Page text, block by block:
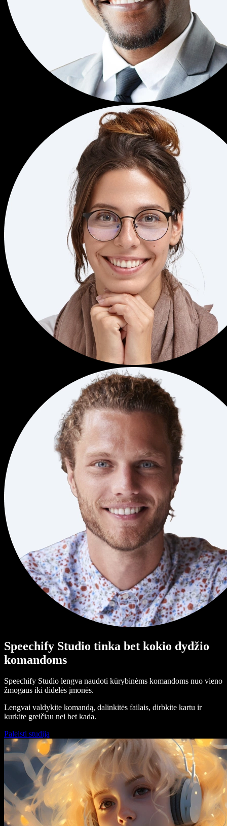
Speechify Studio tinka bet kokio dydžio
komandoms
Speechify Studio lengva naudoti kūrybinėms komandoms nuo vieno
žmogaus iki didelės įmonės.
Lengvai valdykite komandą, dalinkitės failais, dirbkite kartu ir
kurkite greičiau nei bet kada.
Paleisti studiją